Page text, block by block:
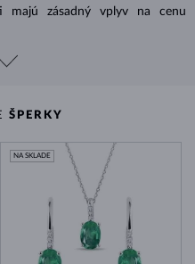
majú zásadný vplyv na cenu
ŠPERKY
NA SKLADE